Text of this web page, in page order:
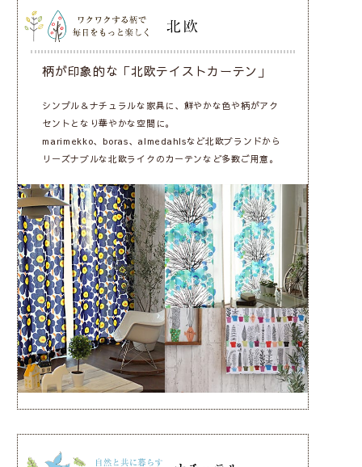
柄が印象的な「北欧テイストカーテン」
シンプル＆ナチュラルな家具に、鮮やかな色や柄がアク
セントとなり華やかな空間に。
marimekko、boras、almedahlsなど北欧ブランドから
リーズナブルな北欧ライクのカーテンなど多数ご用意。